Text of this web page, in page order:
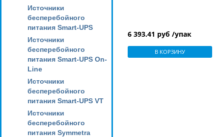
Источники
бесперебойного
питания Smart-UPS
Источники
бесперебойного
питания Smart-UPS On-
Line
Источники
бесперебойного
питания Smart-UPS VT
Источники
бесперебойного
питания Symmetra
6 393.41 руб /упак
В КОРЗИНУ